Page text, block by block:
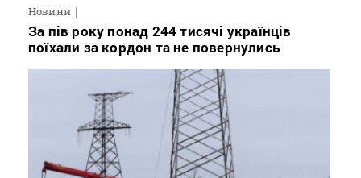
Новини
За пів року понад 244 тисячі українців
поїхали за кордон та не повернулись